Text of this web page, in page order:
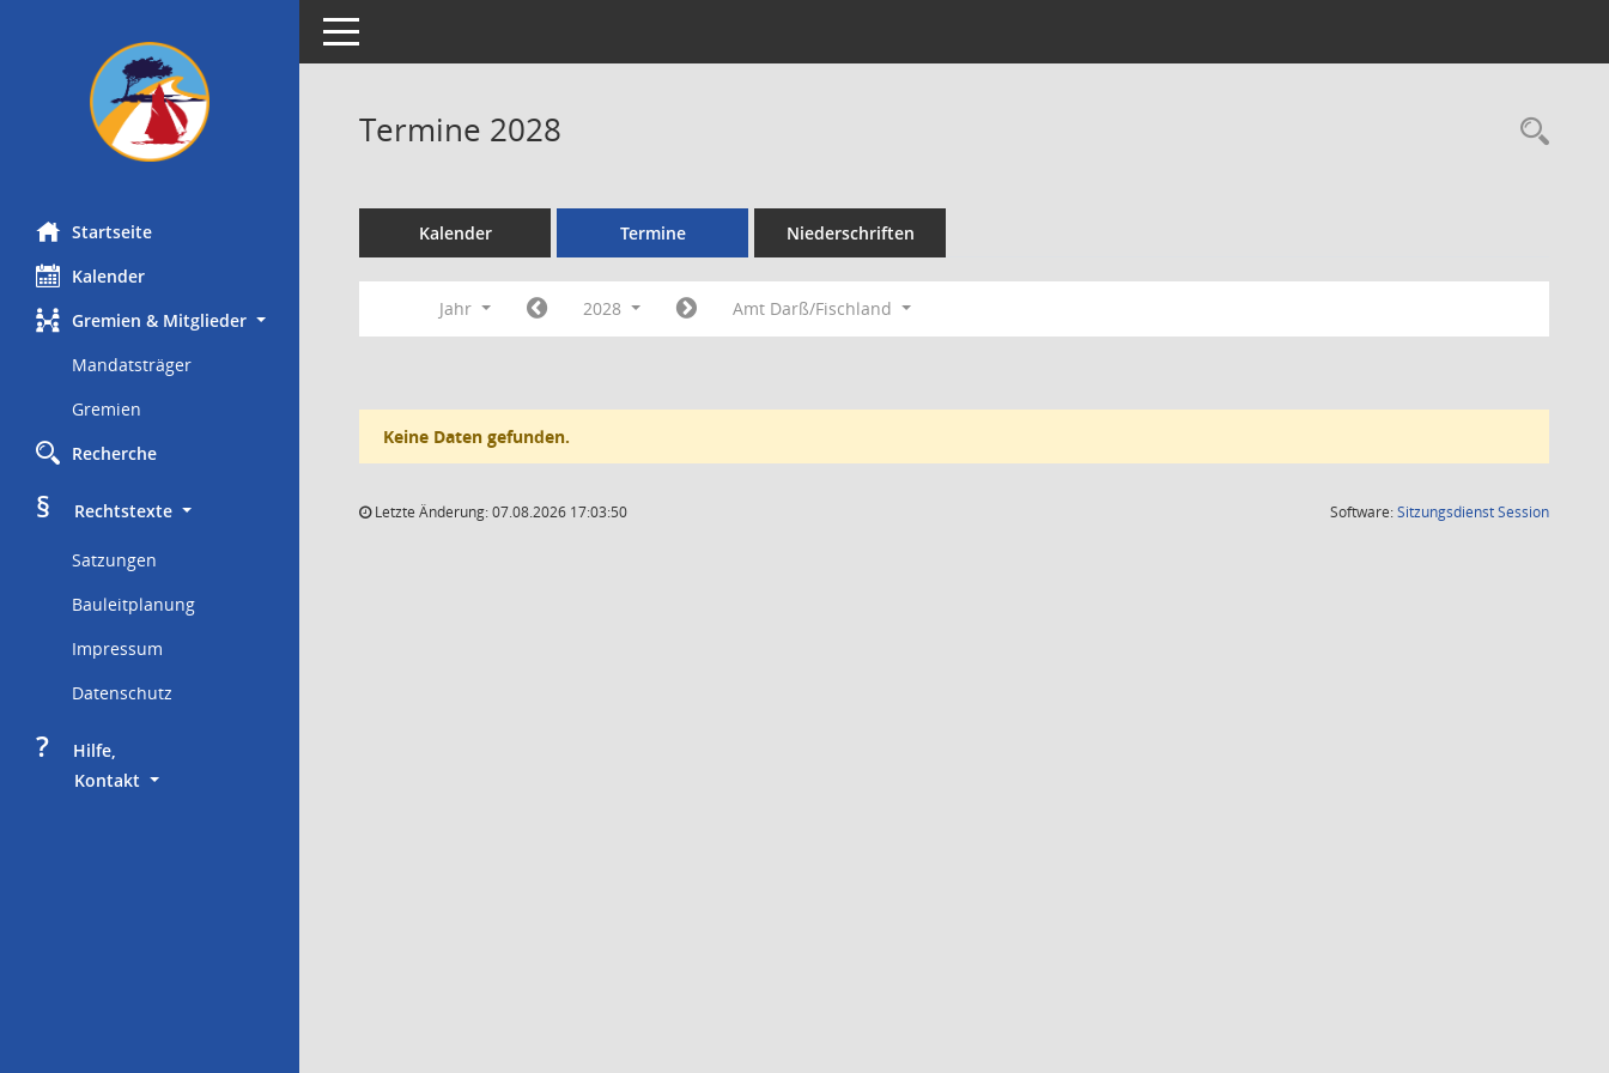
Startseite
Kalender
Gremien & Mitglieder
Mandatsträger
Gremien
Recherche
§
     Rechtstexte
Satzungen
Bauleitplanung
Impressum
Datenschutz
?
     Hilfe,
Kontakt
Toggle navigation
Termine 2028
Kalender Termine Niederschriften
Jahr 2028 Amt Darß/Fischland
Keine Daten gefunden.
Letzte Änderung: 07.08.2026 17:03:50 Software:SitzungsdienstSession(Wird in